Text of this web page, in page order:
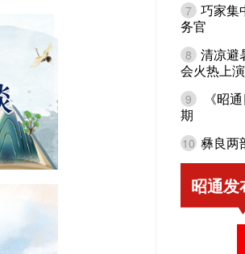
7 巧家集
务官
8 清凉避
会火热上演
9
《昭
期
10 彝良两
昭通发